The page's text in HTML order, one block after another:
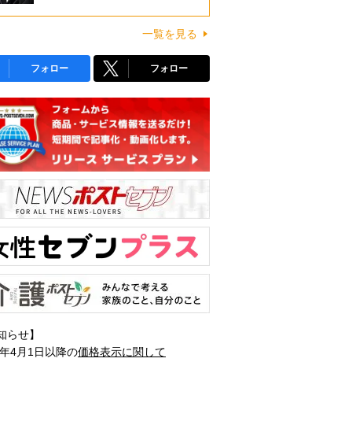
一覧を見る
フォロー フォロー
らせ】
4月1日以降の価格表示に関して